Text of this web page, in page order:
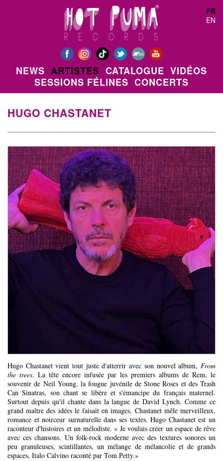
FR
EN
NEWS ARTISTES CATALOGUE VIDÉOS
SESSIONS FÉLINES CONCERTS
HUGO CHASTANET
Hugo Chastanet vient tout juste d'atterrir avec son nouvel album, From
the trees. La tête encore infusée par les premiers albums de Rem, le
souvenir de Neil Young, la fougue juvénile de Stone Roses et des Trash
Can Sinatras, son chant se libère et s'émancipe du français maternel.
Surtout depuis qu'il chante dans la langue de David Lynch. Comme ce
grand maître des idées le faisait en images, Chastanet mêle merveilleux,
romance et noirceur surnaturelle dans ses textes. Hugo Chastanet est un
raconteur d'histoires et un mélodiste. « Je voulais créer un espace de rêve
avec ces chansons. Un folk-rock moderne avec des textures sonores un
peu granuleuses, scintillantes, un mélange de mélancolie et de grands
espaces, Italo Calvino raconté par Tom Petty.»